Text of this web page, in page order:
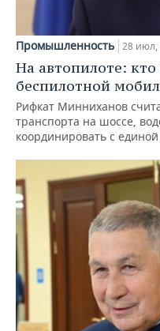
Промышленность 28 июл,
На автопилоте: кто
беспилотной
Рифкат Минниханов
транспорта на шоссе,
координировать с